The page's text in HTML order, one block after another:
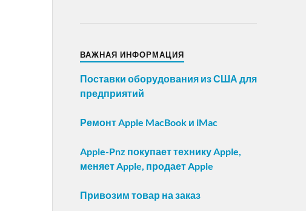
ВАЖНАЯ ИНФОРМАЦИЯ
Поставки оборудования из США для
предприятий
Ремонт Apple MacBook и iMac
Apple-Pnz покупает технику Apple,
меняет Apple, продает Apple
Привозим товар на заказ